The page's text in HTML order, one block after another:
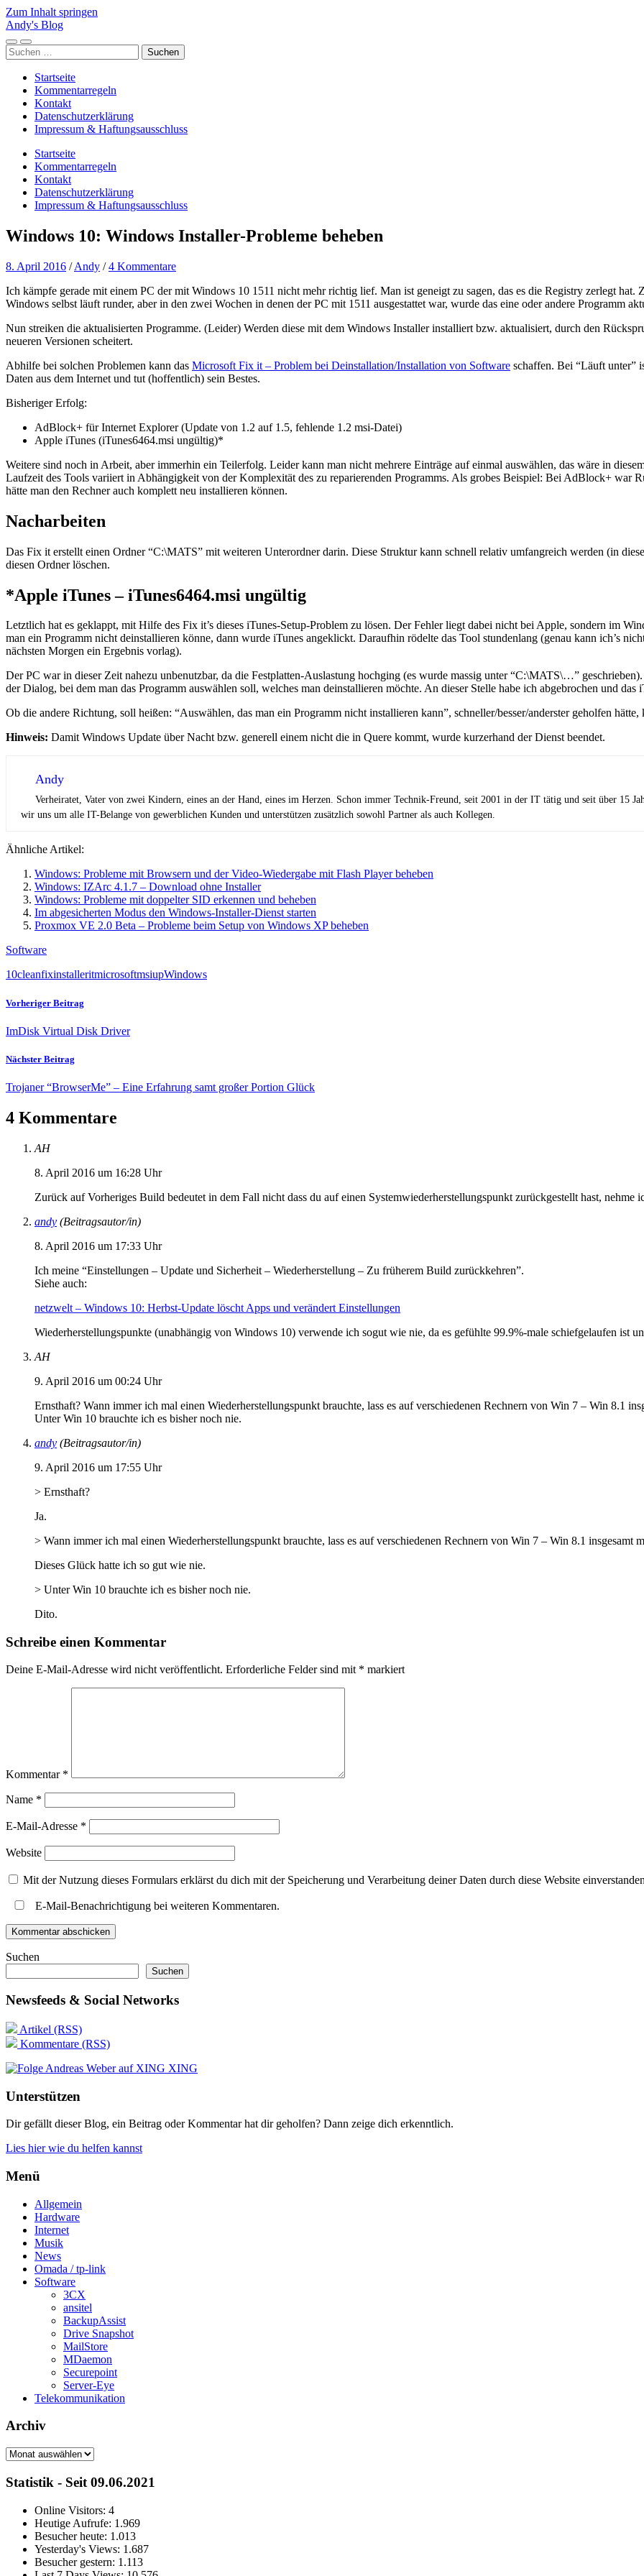
Zum Inhalt springen
Andy's Blog
Mobile-
Menü
Suchfeld
ein-/ausblenden
Suchen
nach:
Startseite
Kommentarregeln
Kontakt
Datenschutzerklärung
Impressum & Haftungsausschluss
Startseite
Kommentarregeln
Kontakt
Datenschutzerklärung
Impressum & Haftungsausschluss
Windows 10: Windows Installer-Probleme beheben
8. April 2016 /Andy /4 Kommentare
Ich kämpfe gerade mit einem PC der mit Windows 10 1511 nicht mehr richtig lief. Man ist geneigt zu sagen, das es die Registry zerlegt
Windows selbst läuft runder, aber in den zwei Wochen in denen der PC mit 1511 ausgestattet war, wurde das eine oder andere Programm
Nun streiken die aktualisierten Programme. (Leider) Werden diese mit dem Windows Installer installiert bzw. aktualisiert, durch den
neueren Versionen scheitert.
Abhilfe bei solchen Problemen kann das Microsoft Fix it – Problem bei Deinstallation/Installation von Software schaffen. Bei “Läuft unter”
Daten aus dem Internet und tut (hoffentlich) sein Bestes.
Bisheriger Erfolg:
AdBlock+ für Internet Explorer (Update von 1.2 auf 1.5, fehlende 1.2 msi-Datei)
Apple iTunes (iTunes6464.msi ungültig)*
Weitere sind noch in Arbeit, aber immerhin ein Teilerfolg. Leider kann man nicht mehrere Einträge auf einmal auswählen, das wäre in
Laufzeit des Tools variiert in Abhängigkeit von der Komplexität des zu reparierenden Programms. Als grobes Beispiel: Bei AdBlock+ war
hätte man den Rechner auch komplett neu installieren können.
Nacharbeiten
Das Fix it erstellt einen Ordner “C:\MATS” mit weiteren Unterordner darin. Diese Struktur kann schnell relativ umfangreich werden (in
diesen Ordner löschen.
*Apple iTunes – iTunes6464.msi ungültig
Letztlich hat es geklappt, mit Hilfe des Fix it’s dieses iTunes-Setup-Problem zu lösen. Der Fehler liegt dabei nicht bei Apple, sondern im
man ein Programm nicht deinstallieren könne, dann wurde iTunes angeklickt. Daraufhin rödelte das Tool stundenlang (genau kann ich’s
nächsten Morgen ein Ergebnis vorlag).
Der PC war in dieser Zeit nahezu unbenutzbar, da die Festplatten-Auslastung hochging (es wurde massig unter “C:\MATS\…”
der Dialog, bei dem man das Programm auswählen soll, welches man deinstallieren möchte. An dieser Stelle habe ich abgebrochen und
Ob die andere Richtung, soll heißen: “Auswählen, das man ein Programm nicht installieren kann”, schneller/besser/anderster geholfen
Hinweis: Damit Windows Update über Nacht bzw. generell einem nicht die in Quere kommt, wurde kurzerhand der Dienst beendet.
Andy
Verheiratet, Vater von zwei Kindern, eines an der Hand, eines im Herzen. Schon immer Technik-Freund, seit 2001 in der IT tätig und seit über 15
wir uns um alle IT-Belange von gewerblichen Kunden und unterstützen zusätzlich sowohl Partner als auch Kollegen.
Ähnliche Artikel:
Windows: Probleme mit Browsern und der Video-Wiedergabe mit Flash Player beheben
Windows: IZArc 4.1.7 – Download ohne Installer
Windows: Probleme mit doppelter SID erkennen und beheben
Im abgesicherten Modus den Windows-Installer-Dienst starten
Proxmox VE 2.0 Beta – Probleme beim Setup von Windows XP beheben
Software
10cleanfixinstalleritmicrosoftmsiupWindows
Vorheriger Beitrag
ImDisk Virtual Disk Driver
Nächster Beitrag
Trojaner “BrowserMe” – Eine Erfahrung samt großer Portion Glück
4 Kommentare
AH
8. April 2016 um 16:28 Uhr
Zurück auf Vorheriges Build bedeutet in dem Fall nicht dass du auf einen Systemwiederherstellungspunkt zurückgestellt hast, nehme
andy (Beitragsautor/in)
8. April 2016 um 17:33 Uhr
Ich meine “Einstellungen – Update und Sicherheit – Wiederherstellung – Zu früherem Build zurückkehren”.
Siehe auch:
netzwelt – Windows 10: Herbst-Update löscht Apps und verändert Einstellungen
Wiederherstellungspunkte (unabhängig von Windows 10) verwende ich sogut wie nie, da es gefühlte 99.9%-male schiefgelaufen ist
AH
9. April 2016 um 00:24 Uhr
Ernsthaft? Wann immer ich mal einen Wiederherstellungspunkt brauchte, lass es auf verschiedenen Rechnern von Win 7 – Win 8.1
Unter Win 10 brauchte ich es bisher noch nie.
andy (Beitragsautor/in)
9. April 2016 um 17:55 Uhr
> Ernsthaft?
Ja.
> Wann immer ich mal einen Wiederherstellungspunkt brauchte, lass es auf verschiedenen Rechnern von Win 7 – Win 8.1 insgesamt
Dieses Glück hatte ich so gut wie nie.
> Unter Win 10 brauchte ich es bisher noch nie.
Dito.
Schreibe einen Kommentar
Deine E-Mail-Adresse wird nicht veröffentlicht. Erforderliche Felder sind mit * markiert
Kommentar *
Name *
E-Mail-Adresse *
Website
Mit der Nutzung dieses Formulars erklärst du dich mit der Speicherung und Verarbeitung deiner Daten durch diese Website
E-Mail-Benachrichtigung bei weiteren Kommentaren.
Suchen
Suchen
Newsfeeds & Social Networks
Artikel (RSS)
Kommentare (RSS)
XING
Unterstützen
Dir gefällt dieser Blog, ein Beitrag oder Kommentar hat dir geholfen? Dann zeige dich erkenntlich.
Lies hier wie du helfen kannst
Menü
Allgemein
Hardware
Internet
Musik
News
Omada / tp-link
Software
3CX
ansitel
BackupAssist
Drive Snapshot
MailStore
MDaemon
Securepoint
Server-Eye
Telekommunikation
Archiv
Archiv
Statistik - Seit 09.06.2021
Online Visitors: 4
Heutige Aufrufe: 1.969
Besucher heute: 1.013
Yesterday's Views: 1.687
Besucher gestern: 1.113